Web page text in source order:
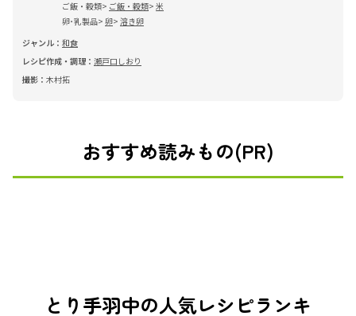
ご飯・穀類
ご飯・穀類 米
卵･乳製品 卵 溶き卵
ジャンル： 和食
レシピ作成・調理： 瀬戸口しおり
撮影： 木村拓
おすすめ読みもの(PR)
とり手羽中の人気レシピランキ